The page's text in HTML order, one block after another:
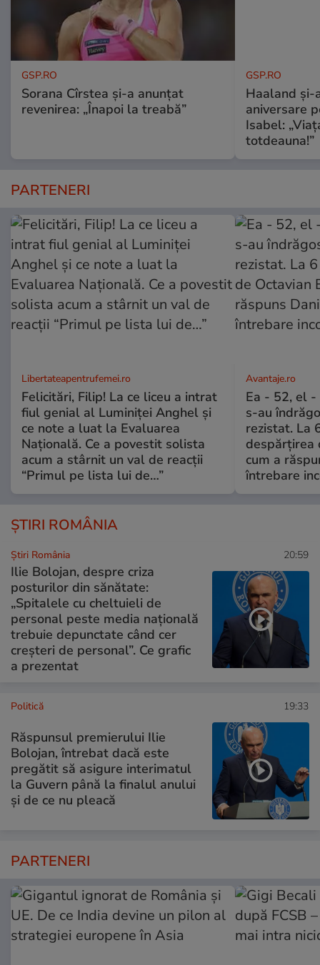
GSP.RO
Sorana Cîrstea și-a anunțat
revenirea: „Înapoi la treabă”
GSP.RO
Haaland
aniversare
Isabel:
totdeauna!”
PARTENERI
Libertateapentrufemei.ro
Felicitări, Filip! La ce liceu a intrat
fiul genial al Luminiței Anghel și
ce note a luat la Evaluarea
Națională. Ce a povestit solista
acum a stârnit un val de reacții
“Primul pe lista lui de…”
Avantaje.ro
Ea - 52, el -
s-au
rezistat. La
despărțirea
cum a
întrebare
ȘTIRI ROMÂNIA
Știri România 20:59
Ilie Bolojan, despre criza
posturilor din sănătate:
„Spitalele cu cheltuieli de
personal peste media națională
trebuie depunctate când cer
creșteri de personal”. Ce grafic
a prezentat
Politică 19:33
Răspunsul premierului Ilie
Bolojan, întrebat dacă este
pregătit să asigure interimatul
la Guvern până la finalul anului
și de ce nu pleacă
PARTENERI